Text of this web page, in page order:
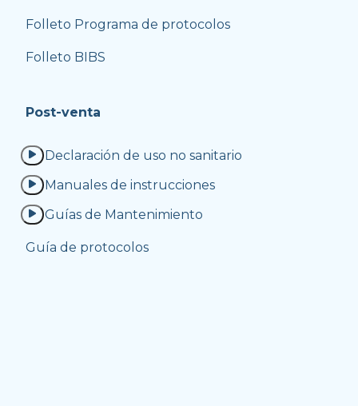
Folleto Programa de protocolos
Folleto BIBS
Post-venta
Declaración de uso no sanitario
Manuales de instrucciones
Guías de Mantenimiento
Guía de protocolos